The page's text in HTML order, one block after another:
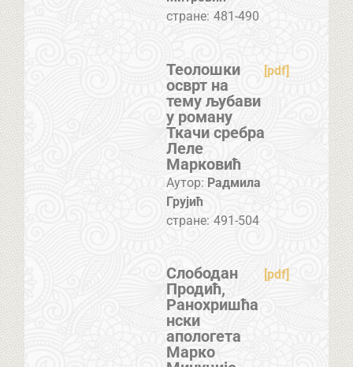
стране: 481-490
Теолошки
осврт на
тему љубави
у роману
Ткачи сребра
Леле
Марковић
[pdf]
Аутор: Радмила
Грујић
стране: 491-504
Слободан
Продић,
Ранохришћа
нски
апологета
Марко
[pdf]